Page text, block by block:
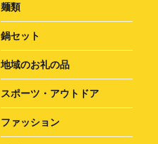
麺類
鍋セット
地域のお礼の品
スポーツ・アウトドア
ファッション